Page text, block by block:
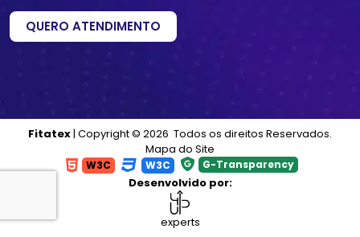
QUERO ATENDIMENTO
Fitatex| Copyright © 2026 Todos os direitos Reservados.
Mapa do Site
W3C W3C G-Transparency
Desenvolvido por:
experts